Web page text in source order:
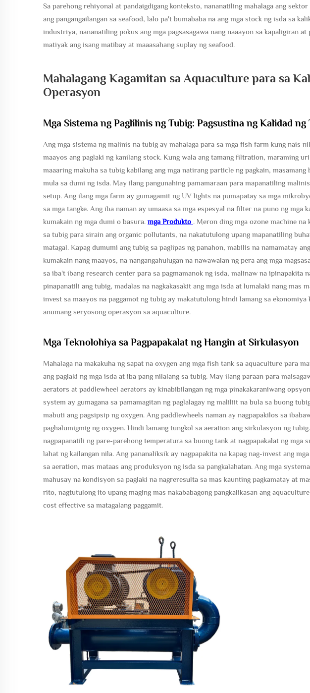
Sa parehong rehiyonal at pandaigdigang konteksto, nananatiling mahalaga ang
ang pangangailangan sa seafood, lalo pa't bumababa na ang mga stock ng isda sa
industriya, nananatiling pokus ang mga pagsasagawa nang naaayon sa kapaligiran at
matiyak ang isang matibay at maaasahang suplay ng seafood.
Mahalagang Kagamitan sa Aquaculture para sa
Operasyon
Mga Sistema ng Paglilinis ng Tubig: Pagsustina ng Kalidad ng
Ang mga sistema ng malinis na tubig ay mahalaga para sa mga fish farm kung nais
maayos ang paglaki ng kanilang stock. Kung wala ang tamang filtration, maraming
maaaring makuha sa tubig kabilang ang mga natirang particle ng pagkain,
mula sa dumi ng isda. May ilang pangunahing pamamaraan para mapanatiling
setup. Ang ilang mga farm ay gumagamit ng UV lights na pumapatay sa mga
sa mga tangke. Ang iba naman ay umaasa sa mga espesyal na filter na puno ng mga
kumakain ng mga dumi o basura. mga Produkto . Meron ding mga ozone machine
sa tubig para sirain ang organic pollutants, na nakatutulong upang mapanatiling
matagal. Kapag dumumi ang tubig sa paglipas ng panahon, mabilis na namamatay
kumakain nang maayos, na nangangahulugan na nawawalan ng pera ang mga
sa iba't ibang research center para sa pagmamanok ng isda, malinaw na ipinapakita
pinapanatili ang tubig, madalas na nagkakasakit ang mga isda at lumalaki nang mas
invest sa maayos na paggamot ng tubig ay makatutulong hindi lamang sa
anumang seryosong operasyon sa aquaculture.
Mga Teknolohiya sa Pagpapakalat ng Hangin at Sirkulasyon
Mahalaga na makakuha ng sapat na oxygen ang mga fish tank sa aquaculture para
ang paglaki ng mga isda at iba pang nilalang sa tubig. May ilang paraan para
aerators at paddlewheel aerators ay kinabibilangan ng mga pinakakaraniwang
system ay gumagana sa pamamagitan ng paglalagay ng maliliit na bula sa buong
mabuti ang pagsipsip ng oxygen. Ang paddlewheels naman ay nagpapakilos sa
paghalumigmig ng oxygen. Hindi lamang tungkol sa aeration ang sirkulasyon ng
nagpapanatili ng pare-parehong temperatura sa buong tank at nagpapakalat ng mga
lahat ng kailangan nila. Ang pananaliksik ay nagpapakita na kapag nag-invest ang
sa aeration, mas mataas ang produksyon ng isda sa pangkalahatan. Ang mga
mahusay na kondisyon sa paglaki na nagreresulta sa mas kaunting pagkamatay at
rito, nagtutulong ito upang maging mas nakababagong pangkalikasan ang
cost effective sa matagalang paggamit.